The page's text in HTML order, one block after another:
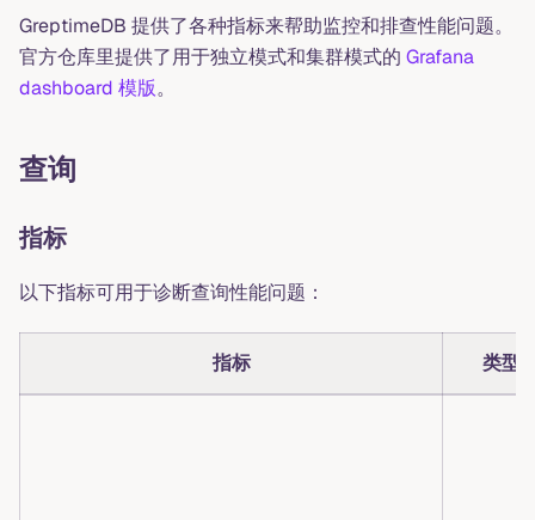
GreptimeDB 提供了各种指标来帮助监控和排查性能问题。
官方仓库里提供了用于独立模式和集群模式的 Grafana
dashboard 模版。
查询
指标
以下指标可用于诊断查询性能问题：
指标 类型